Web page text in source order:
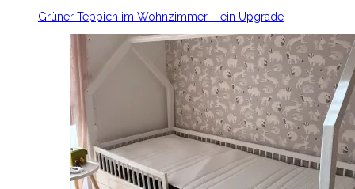
Grüner Teppich im Wohnzimmer – ein Upgrade